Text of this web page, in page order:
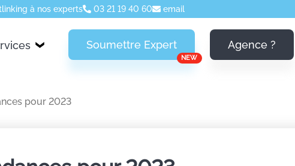
à nos experts 03 21 19 40 60 email
Soumettre Expert
NEW
Agence ?
pour 2023